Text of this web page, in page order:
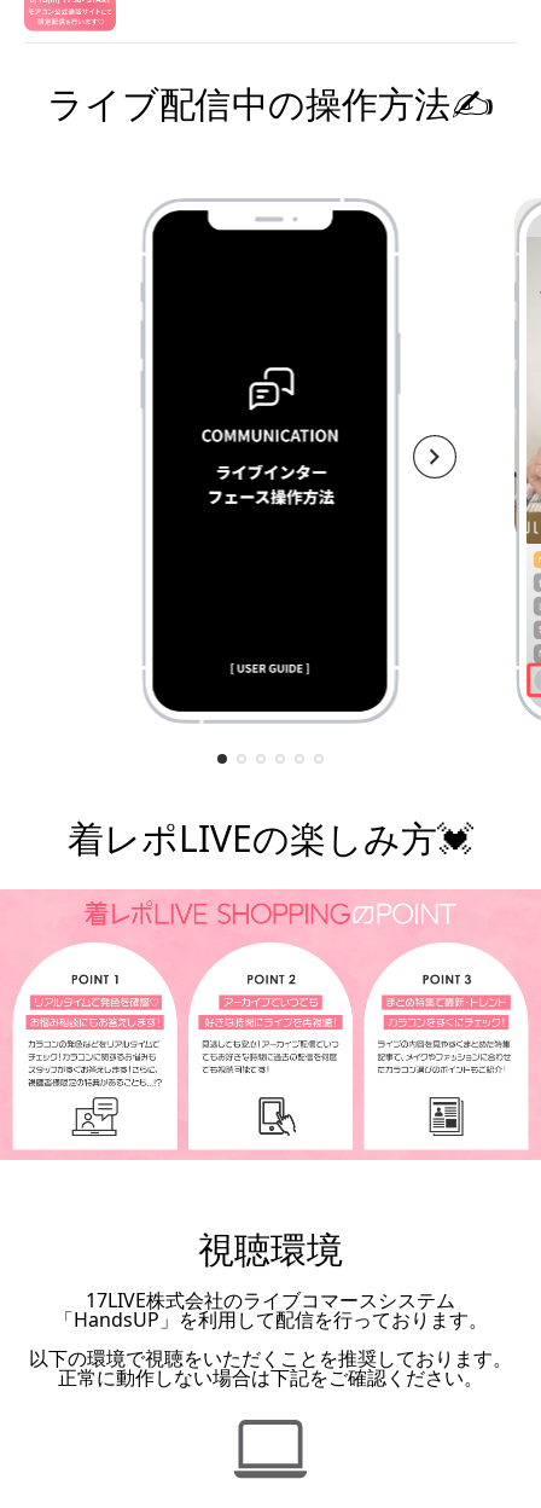
ライブ配信中の操作方法✍️
¥7,800
着レポLIVEの楽しみ方💓
視聴環境
17LIVE株式会社のライブコマースシステム
「HandsUP」を利用して配信を行っております。
以下の環境で視聴をいただくことを推奨しております。
正常に動作しない場合は下記をご確認ください。